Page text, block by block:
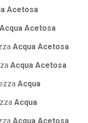
Acetosa
Acqua Acetosa
Acqua Acetosa
Acqua Acetosa
Acqua
Acqua
Acqua Acetosa